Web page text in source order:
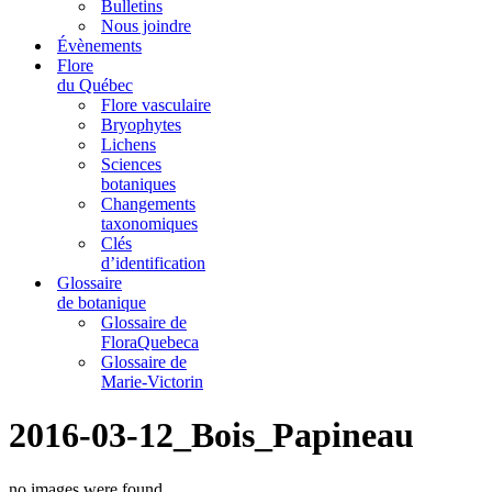
Bulletins
Nous joindre
Évènements
Flore
du Québec
Flore vasculaire
Bryophytes
Lichens
Sciences
botaniques
Changements
taxonomiques
Clés
d’identification
Glossaire
de botanique
Glossaire de
FloraQuebeca
Glossaire de
Marie-Victorin
2016-03-12_Bois_Papineau